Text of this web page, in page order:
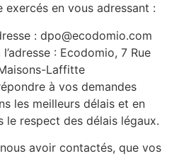
en vous adressant :
: dpo@ecodomio.com
: Ecodomio, 7 Rue
Laffitte
à vos demandes
les meilleurs délais et en
le respect des délais légaux.
avoir contactés, que vos